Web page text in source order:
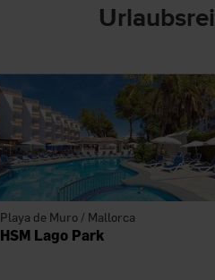
Playa de Muro / Mallorca
HSM Lago Park